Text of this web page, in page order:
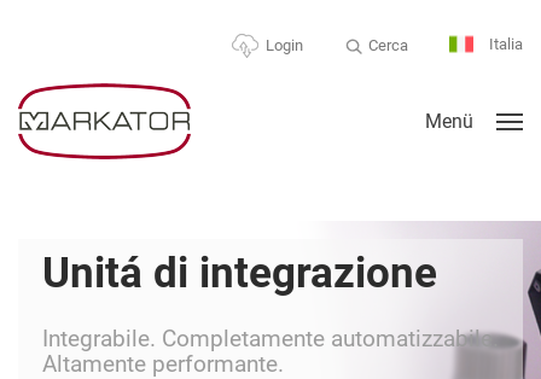
Login Cerca Italia
Menü
Unitá di integrazione
Integrabile. Completamente automatizzabile.
Altamente performante.